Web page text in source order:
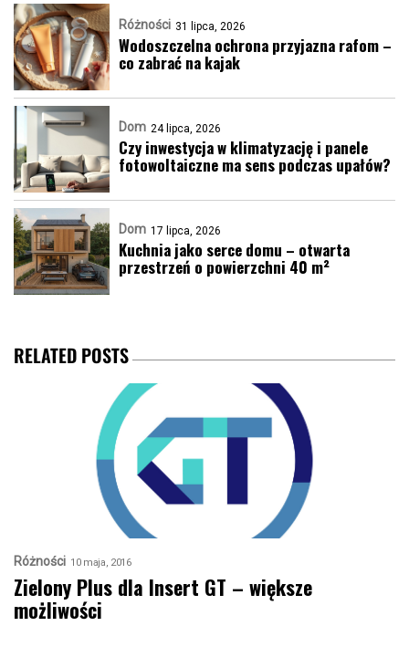
Różności 31 lipca, 2026
Wodoszczelna ochrona przyjazna rafom –
co zabrać na kajak
Dom 24 lipca, 2026
Czy inwestycja w klimatyzację i panele
fotowoltaiczne ma sens podczas upałów?
Dom 17 lipca, 2026
Kuchnia jako serce domu – otwarta
przestrzeń o powierzchni 40 m²
RELATED POSTS
Różności 10 maja, 2016
Zielony Plus dla Insert GT – większe
możliwości